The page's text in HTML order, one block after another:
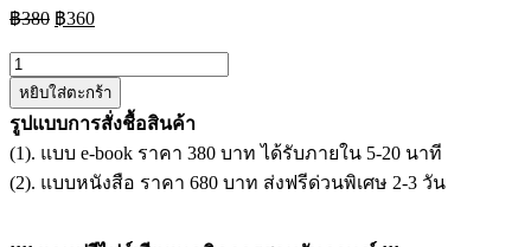
฿380 Original
price
was:
฿380.
฿360Current
price
is:
฿360.
จำนวน
แนว
ข้อสอบ
เจ้า
พนักงาน
เงิน
หยิบใส่ตะกร้า
รูปแบบการสั่งชื้อสินค้า
(1). แบบ e-book ราคา 380 บาท ได้รับภายใน 5-20 นาที
(2). แบบหนังสือ ราคา 680 บาท ส่งฟรีด่วนพิเศษ 2-3 วัน